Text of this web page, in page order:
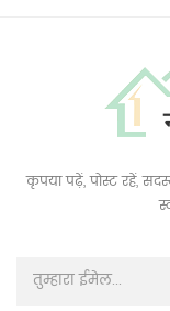
कृपया पढ़ें, पोस्ट रहें,